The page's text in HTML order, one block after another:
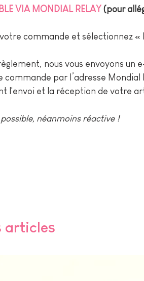
VIA MONDIAL RELAY (pour
commande et sélectionnez «
nous vous envoyons un
par l’adresse Mondial
l'envoi et la réception de votre
néanmoins réactive !
articles